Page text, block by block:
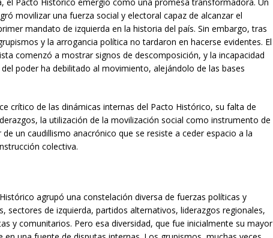
movilizar una fuerza social y electoral capaz de alcanzar el
mandato de izquierda en la historia del país. Sin embargo, tras
y la arrogancia política no tardaron en hacerse evidentes. El
comenzó a mostrar signos de descomposición, y la incapacidad
poder ha debilitado al movimiento, alejándolo de las bases
crítico de las dinámicas internas del Pacto Histórico, su falta de
la utilización de la movilización social como instrumento de
un caudillismo anacrónico que se resiste a ceder espacio a la
colectiva.
agrupó una constelación diversa de fuerzas políticas y
sectores de izquierda, partidos alternativos, liderazgos regionales,
y comunitarios. Pero esa diversidad, que fue inicialmente su mayor